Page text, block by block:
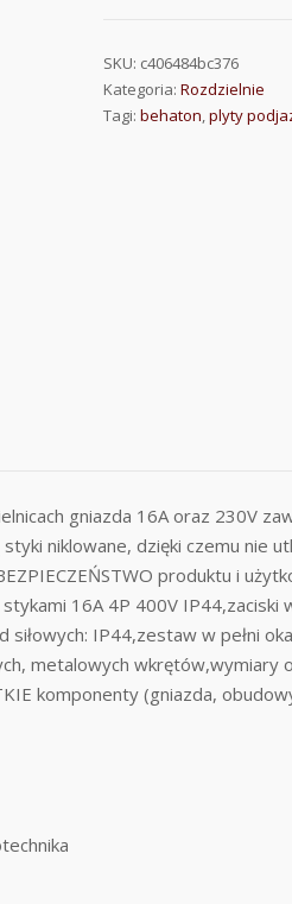
SKU: c406484bc376
Kategoria:Rozdzielnie
Tagi:behaton,plyty
gniazda 16A oraz 230V
niklowane, dzięki czemu nie
produktu i
16A 4P 400V
IP44,zestaw w pełni
metalowych
komponenty (gniazda,